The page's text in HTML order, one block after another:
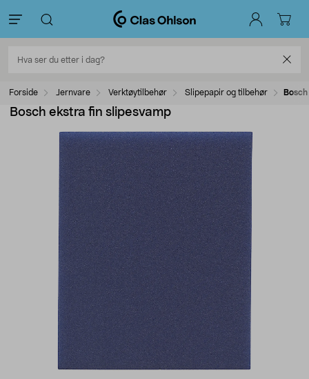
Forside Jernvare Verktøytilbehør Slipepapir og tilbehør
Bosch ekstra fin slipesvamp